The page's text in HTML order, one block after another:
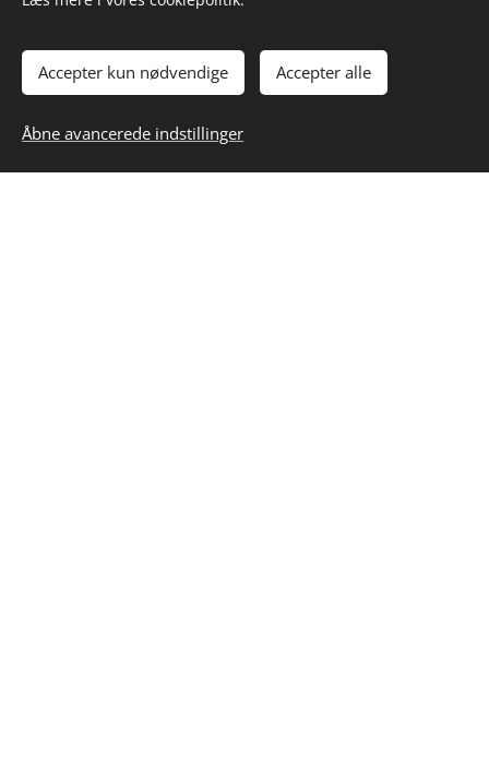
TILFØJ TIL KURVEN
Accepter kun nødvendige Accepter alle
Åbne avancerede indstillinger